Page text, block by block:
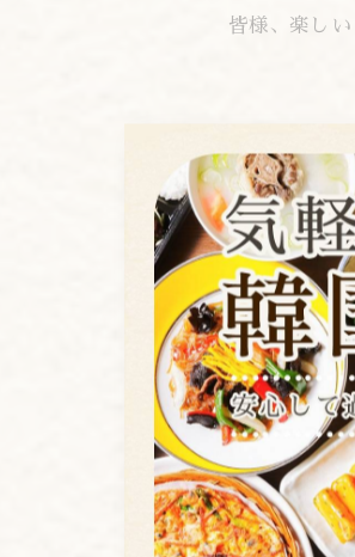
皆様、楽し
tabelog.com/
【
retty.me/area/